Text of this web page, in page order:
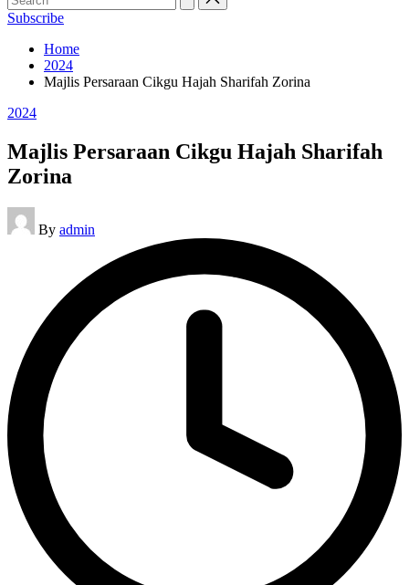
for:
Subscribe
Home
2024
Majlis Persaraan Cikgu Hajah Sharifah Zorina
Posted
2024
Majlis Persaraan Cikgu Hajah Sharifah
Zorina
Posted
by
By admin